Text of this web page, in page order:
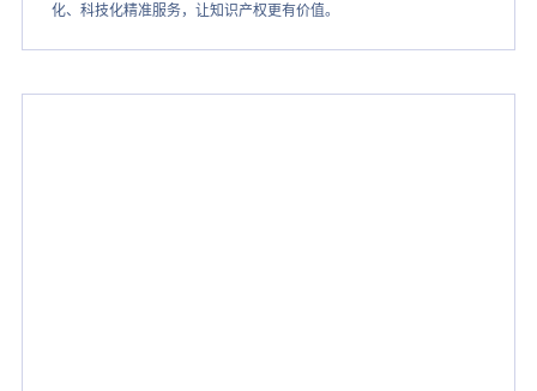
化、科技化精准服务，让知识产权更有价值。